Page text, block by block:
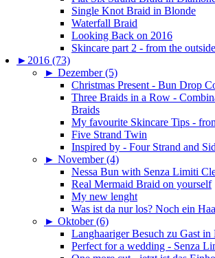
Single Knot Braid in Blonde
Waterfall Braid
Looking Back on 2016
Skincare part 2 - from the outside
► 2016 (73)
► Dezember (5)
Christmas Present - Bun Drop
Three Braids in a Row -
Braids
My favourite Skincare Tips -
Five Strand Twin
Inspired by - Four Strand and
► November (4)
Nessa Bun with Senza Limiti
Real Mermaid Braid on yourself
My new lenght
Was ist da nur los? Noch ein
► Oktober (6)
Langhaariger Besuch zu Gast in
Perfect for a wedding - Senza